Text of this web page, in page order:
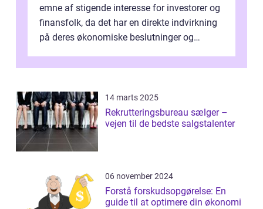
emne af stigende interesse for investorer og
finansfolk, da det har en direkte indvirkning
på deres økonomiske beslutninger og
14 marts 2025
Rekrutteringsbureau sælger –
vejen til de bedste salgstalenter
06 november 2024
Forstå forskudsopgørelse: En
guide til at optimere din økonomi